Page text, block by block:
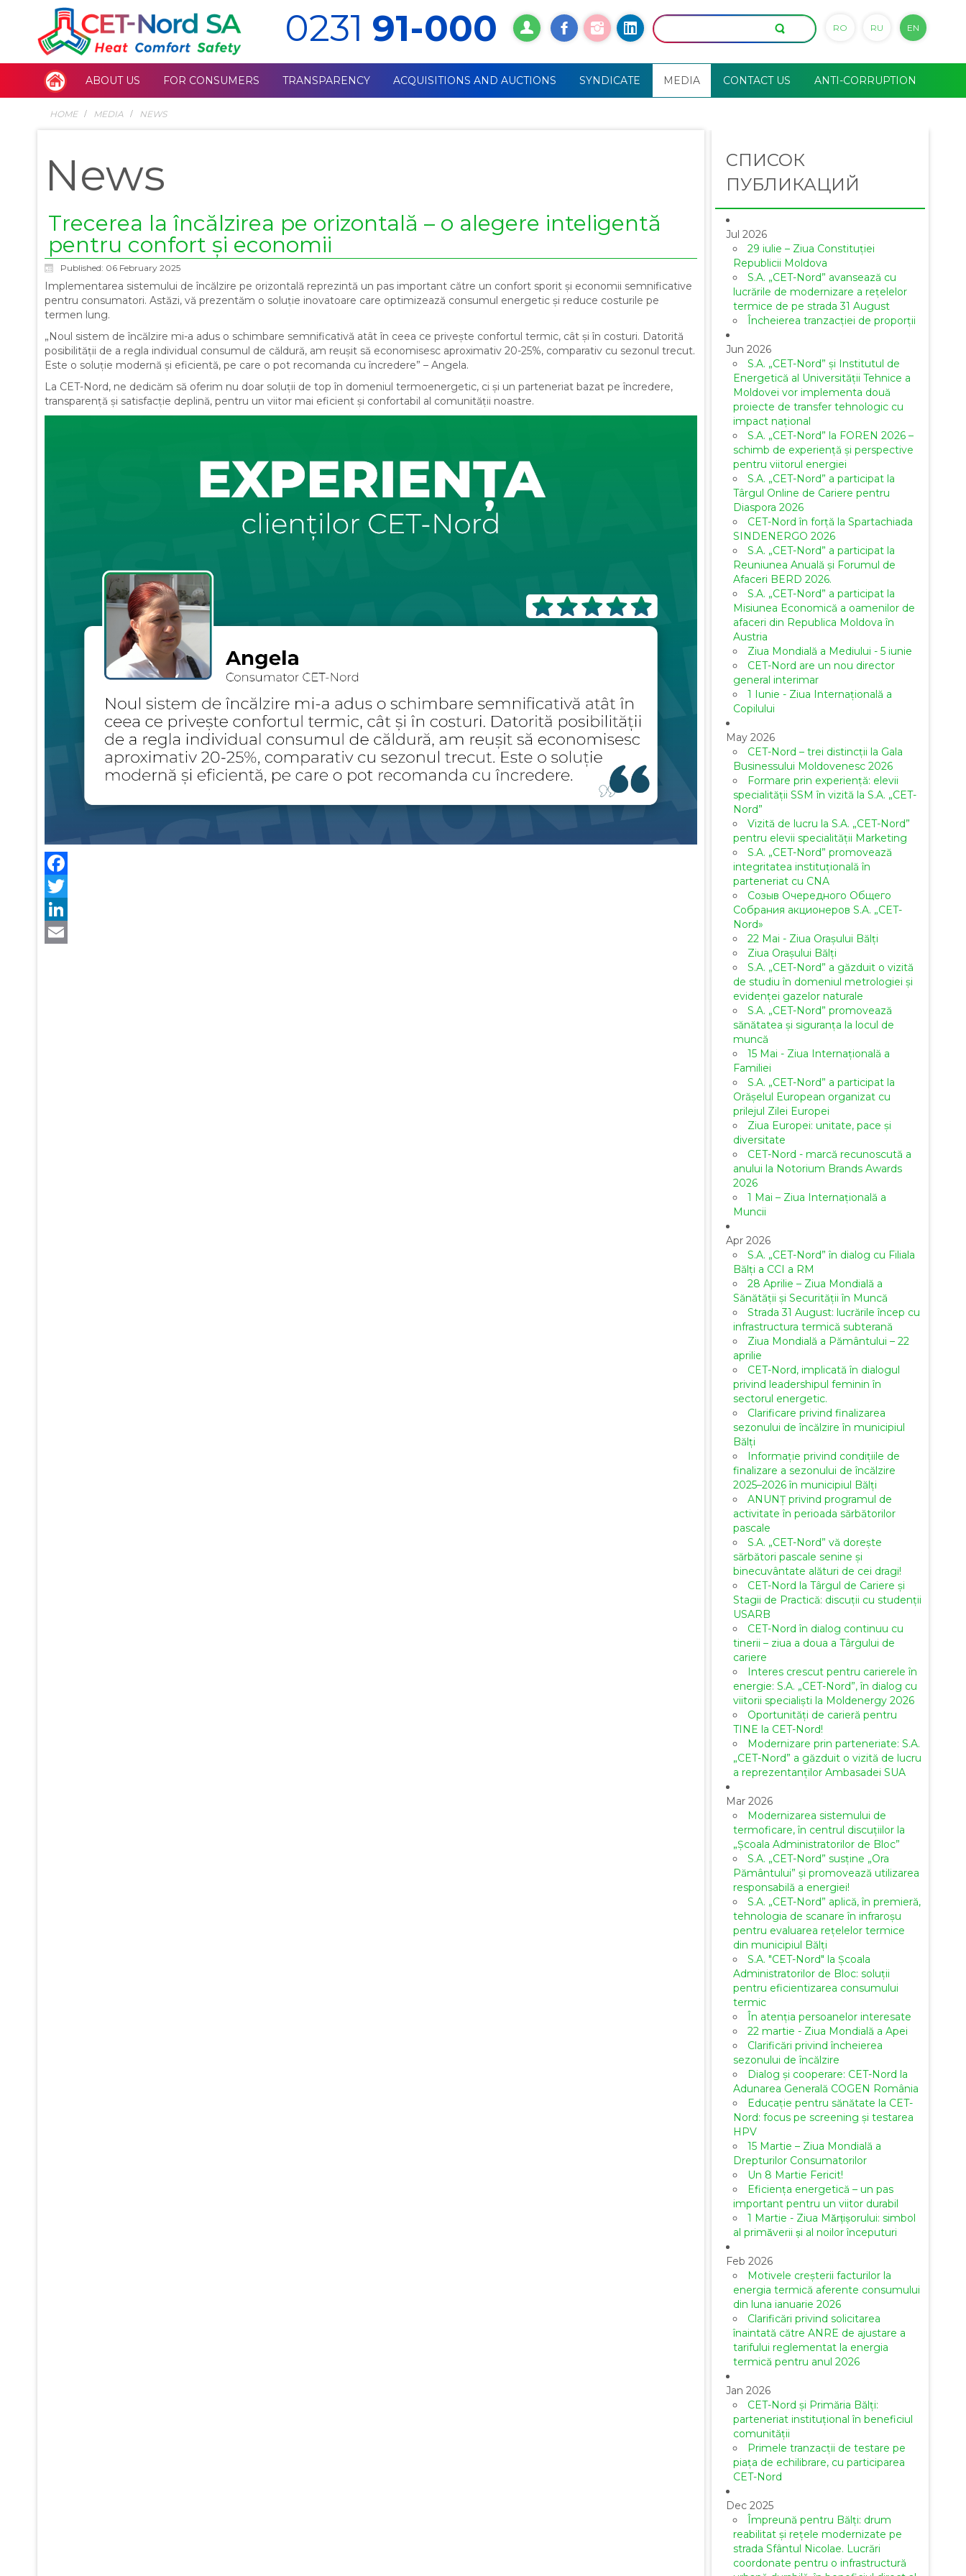
RO RU EN
0231 91-000
ABOUT US FOR CONSUMERS TRANSPARENCY ACQUISITIONS AND AUCTIONS SYNDICATE MEDIA CONTACT US ANTI-CORRUPTION
HOME MEDIA NEWS
News
Trecerea la încălzirea pe orizontală – o alegere inteligentă
pentru confort și economii
Published: 06 February 2025
Implementarea sistemului de încălzire pe orizontală reprezintă un pas important către un confort sporit și economii semnificative
pentru consumatori. Astăzi, vă prezentăm o soluție inovatoare care optimizează consumul energetic și reduce costurile pe
termen lung.
„Noul sistem de încălzire mi-a adus o schimbare semnificativă atât în ceea ce privește confortul termic, cât și în costuri. Datorită
posibilității de a regla individual consumul de căldură, am reușit să economisesc aproximativ 20-25%, comparativ cu sezonul trecut.
Este o soluție modernă și eficientă, pe care o pot recomanda cu încredere” – Angela.
La CET-Nord, ne dedicăm să oferim nu doar soluții de top în domeniul termoenergetic, ci și un parteneriat bazat pe încredere,
transparență și satisfacție deplină, pentru un viitor mai eficient și confortabil al comunității noastre.
СПИСОК
ПУБЛИКАЦИЙ
Jul 2026
29 iulie – Ziua Constituției
Republicii Moldova
S.A. „CET-Nord” avansează cu
lucrările de modernizare a rețelelor
termice de pe strada 31 August
Încheierea tranzacției de proporții
Jun 2026
S.A. „CET-Nord” și Institutul de
Energetică al Universității Tehnice a
Moldovei vor implementa două
proiecte de transfer tehnologic cu
impact național
S.A. „CET-Nord” la FOREN 2026 –
schimb de experiență și perspective
pentru viitorul energiei
S.A. „CET-Nord” a participat la
Târgul Online de Cariere pentru
Diaspora 2026
CET-Nord în forță la Spartachiada
SINDENERGO 2026
S.A. „CET-Nord” a participat la
Reuniunea Anuală și Forumul de
Afaceri BERD 2026.
S.A. „CET-Nord” a participat la
Misiunea Economică a oamenilor de
afaceri din Republica Moldova în
Austria
Ziua Mondială a Mediului - 5 iunie
CET-Nord are un nou director
general interimar
1 Iunie - Ziua Internațională a
Copilului
May 2026
CET-Nord – trei distincții la Gala
Businessului Moldovenesc 2026
Formare prin experiență: elevii
specialității SSM în vizită la S.A. „CET-
Nord”
Vizită de lucru la S.A. „CET-Nord”
pentru elevii specialității Marketing
S.A. „CET-Nord” promovează
integritatea instituțională în
parteneriat cu CNA
Созыв Очередного Общего
Собрания акционеров S.A. „CET-
Nord»
22 Mai - Ziua Orașului Bălți
Ziua Orașului Bălți
S.A. „CET-Nord” a găzduit o vizită
de studiu în domeniul metrologiei și
evidenței gazelor naturale
S.A. „CET-Nord” promovează
sănătatea și siguranța la locul de
muncă
15 Mai - Ziua Internațională a
Familiei
S.A. „CET-Nord” a participat la
Orășelul European organizat cu
prilejul Zilei Europei
Ziua Europei: unitate, pace și
diversitate
CET-Nord - marcă recunoscută a
anului la Notorium Brands Awards
2026
1 Mai – Ziua Internațională a
Muncii
Apr 2026
S.A. „CET-Nord” în dialog cu Filiala
Bălți a CCI a RM
28 Aprilie – Ziua Mondială a
Sănătății și Securității în Muncă
Strada 31 August: lucrările încep cu
infrastructura termică subterană
Ziua Mondială a Pământului – 22
aprilie
CET-Nord, implicată în dialogul
privind leadershipul feminin în
sectorul energetic.
Clarificare privind finalizarea
sezonului de încălzire în municipiul
Bălți
Informație privind condițiile de
finalizare a sezonului de încălzire
2025–2026 în municipiul Bălți
ANUNȚ privind programul de
activitate în perioada sărbătorilor
pascale
S.A. „CET-Nord” vă dorește
sărbători pascale senine și
binecuvântate alături de cei dragi!
CET-Nord la Târgul de Cariere și
Stagii de Practică: discuții cu studenții
USARB
CET-Nord în dialog continuu cu
tinerii – ziua a doua a Târgului de
cariere
Interes crescut pentru carierele în
energie: S.A. „CET-Nord”, în dialog cu
viitorii specialiști la Moldenergy 2026
Oportunități de carieră pentru
TINE la CET-Nord!
Modernizare prin parteneriate: S.A.
„CET-Nord” a găzduit o vizită de lucru
a reprezentanților Ambasadei SUA
Mar 2026
Modernizarea sistemului de
termoficare, în centrul discuțiilor la
„Școala Administratorilor de Bloc”
S.A. „CET-Nord” susține „Ora
Pământului” și promovează utilizarea
responsabilă a energiei!
S.A. „CET-Nord” aplică, în premieră,
tehnologia de scanare în infraroșu
pentru evaluarea rețelelor termice
din municipiul Bălți
S.A. "CET-Nord" la Școala
Administratorilor de Bloc: soluții
pentru eficientizarea consumului
termic
În atenția persoanelor interesate
22 martie - Ziua Mondială a Apei
Clarificări privind încheierea
sezonului de încălzire
Dialog și cooperare: CET-Nord la
Adunarea Generală COGEN România
Educație pentru sănătate la CET-
Nord: focus pe screening și testarea
HPV
15 Martie – Ziua Mondială a
Drepturilor Consumatorilor
Un 8 Martie Fericit!
Eficiența energetică – un pas
important pentru un viitor durabil
1 Martie - Ziua Mărțișorului: simbol
al primăverii și al noilor începuturi
Feb 2026
Motivele creșterii facturilor la
energia termică aferente consumului
din luna ianuarie 2026
Clarificări privind solicitarea
înaintată către ANRE de ajustare a
tarifului reglementat la energia
termică pentru anul 2026
Jan 2026
CET-Nord și Primăria Bălți:
parteneriat instituțional în beneficiul
comunității
Primele tranzacții de testare pe
piața de echilibrare, cu participarea
CET-Nord
Dec 2025
Împreună pentru Bălți: drum
reabilitat și rețele modernizate pe
strada Sfântul Nicolae. Lucrări
coordonate pentru o infrastructură